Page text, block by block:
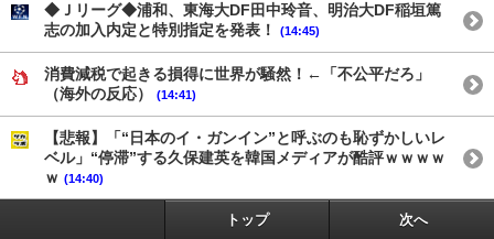
◆Ｊリーグ◆浦和、東海大DF田中玲音、明治大DF稲垣篤
志の加入内定と特別指定を発表！
(14:45)
消費減税で起きる損得に世界が騒然！←「不公平だろ」
（海外の反応）
(14:41)
【悲報】「“日本のイ・ガンイン”と呼ぶのも恥ずかしいレ
ベル」“停滞”する久保建英を韓国メディアが酷評ｗｗｗｗ
ｗ (14:40)
トップ 次へ